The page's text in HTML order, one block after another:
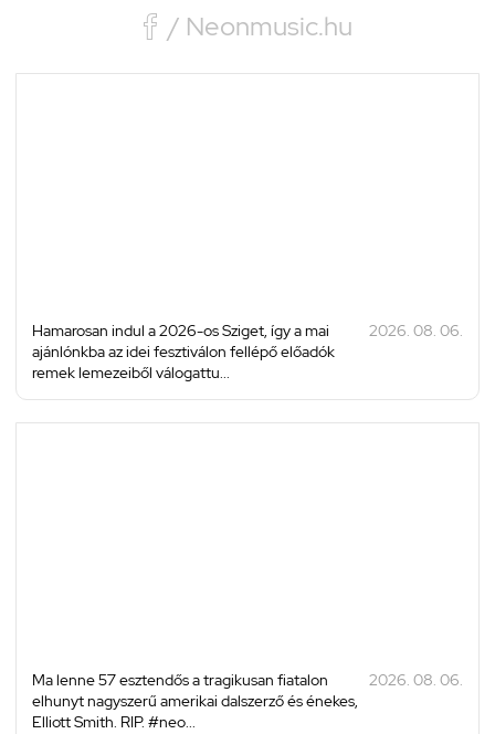
 / Neonmusic.hu
Hamarosan indul a 2026-os Sziget, így a mai
ajánlónkba az idei fesztiválon fellépő előadók
remek lemezeiből válogattu...
2026. 08. 06.
Ma lenne 57 esztendős a tragikusan fiatalon
elhunyt nagyszerű amerikai dalszerző és énekes,
Elliott Smith. RIP. #neo...
2026. 08. 06.